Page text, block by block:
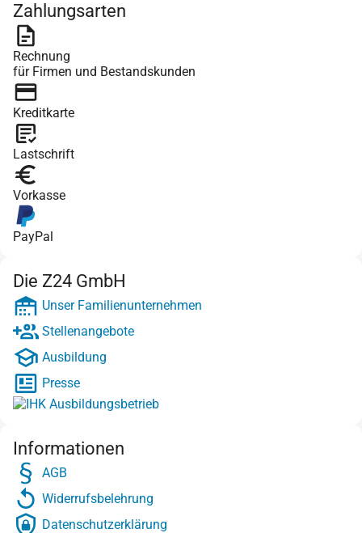
Zahlungsarten
Rechnung
für Firmen und Bestandskunden
Kreditkarte
Lastschrift
Vorkasse
PayPal
Die Z24 GmbH
Unser Familienunternehmen
Stellenangebote
Ausbildung
Presse
Informationen
AGB
Widerrufsbelehrung
Datenschutzerklärung